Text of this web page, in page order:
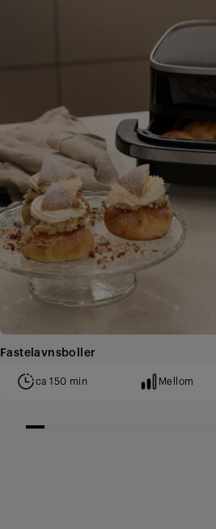
Fastelavnsboller
ca 150 min Mellom